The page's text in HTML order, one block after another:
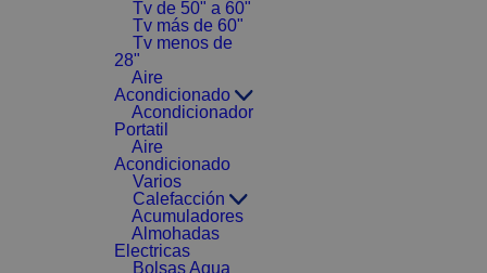
Tv de 50" a 60"
Tv más de 60"
Tv menos de
28"
Aire
Acondicionado
Acondicionador
Portatil
Aire
Acondicionado
Varios
Calefacción
Acumuladores
Almohadas
Electricas
Bolsas Agua